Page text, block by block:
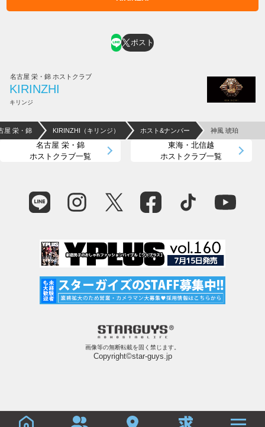
ポスト
名古屋 栄・錦 ホストクラブ
KIRINZHI
キリンジ
屋 栄・錦 KIRINZHI（キリンジ） ホスト&ナンバー 神風 琥珀
名古屋 栄・錦
ホストクラブ一覧
東海・北信越
ホストクラブ一覧
画像等の無断転載を固く禁じます。
Copyright©star-guys.jp